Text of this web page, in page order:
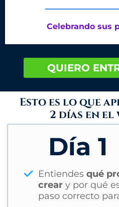
Celebrando sus
QUIERO
Esto es lo que
2 días en
Día 1
Entiendes qué
crear y por qué
paso correcto